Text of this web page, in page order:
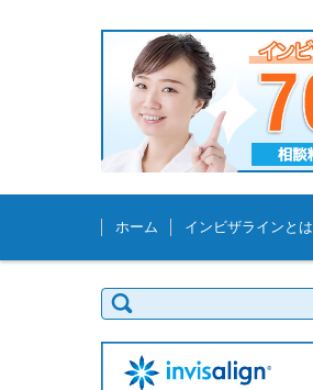
コンテンツに移動
ホーム
インビザラインとは
検
索: